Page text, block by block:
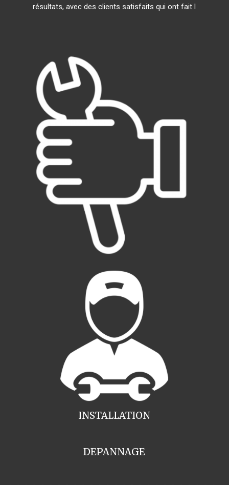
résultats, avec des clients satisfaits qui ont fait l
INSTALLATION
DEPANNAGE